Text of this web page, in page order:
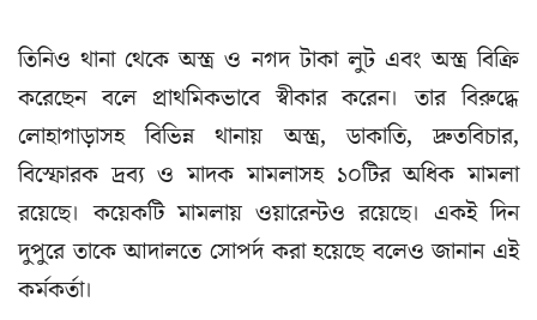
তিনিও থানা থেকে অস্ত্র ও নগদ টাকা লুট এবং অস্ত্র বিক্রি
করেছেন বলে প্রাথমিকভাবে স্বীকার করেন। তার বিরুদ্ধে
লোহাগাড়াসহ বিভিন্ন থানায় অস্ত্র, ডাকাতি, দ্রুতবিচার,
বিস্ফোরক দ্রব্য ও মাদক মামলাসহ ১০টির অধিক মামলা
রয়েছে। কয়েকটি মামলায় ওয়ারেন্টও রয়েছে। একই দিন
দুপুরে তাকে আদালতে সোপর্দ করা হয়েছে বলেও জানান এই
কর্মকর্তা।